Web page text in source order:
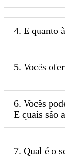
4. E quanto
5. Vocês
6. Vocês
E quais são
7. Qual é o